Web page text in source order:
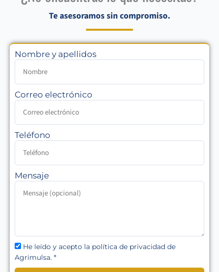
Te asesoramos sin compromiso.
Nombre y apellidos
Correo electrónico
Teléfono
Mensaje
He leído y acepto la política de privacidad de
Agrimulsa. *